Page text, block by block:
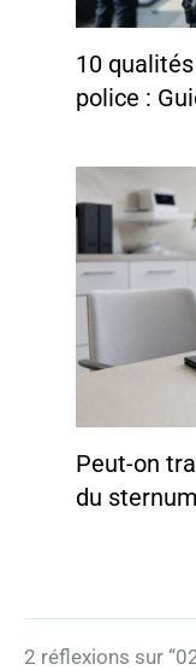
10
police :
Peut-on
du
2 réflexions sur